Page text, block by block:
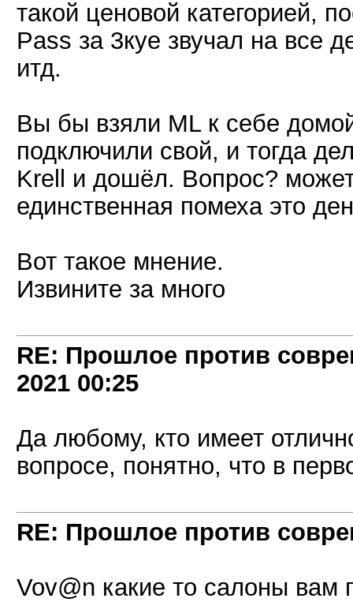
такой ценовой категорией,
Pass за 3куе звучал на все
итд.
Вы бы взяли ML к себе
подключили свой, и тогда
Krell и дошёл. Вопрос?
единственная помеха это
Вот такое мнение.
Извините за много
RE: Прошлое против
2021 00:25
Да любому, кто имеет
вопросе, понятно, что в
RE: Прошлое против
Vov@n какие то салоны